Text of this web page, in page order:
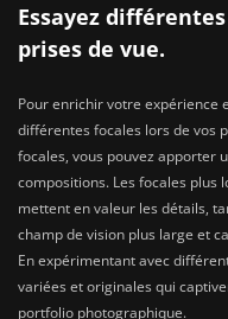
Essayez
prises de vue.
Pour enrichir votre expérience
différentes focales lors de vos
focales, vous pouvez apporter
compositions. Les focales plus
mettent en valeur les détails,
champ de vision plus large et
En expérimentant avec
variées et originales qui
portfolio photographique.